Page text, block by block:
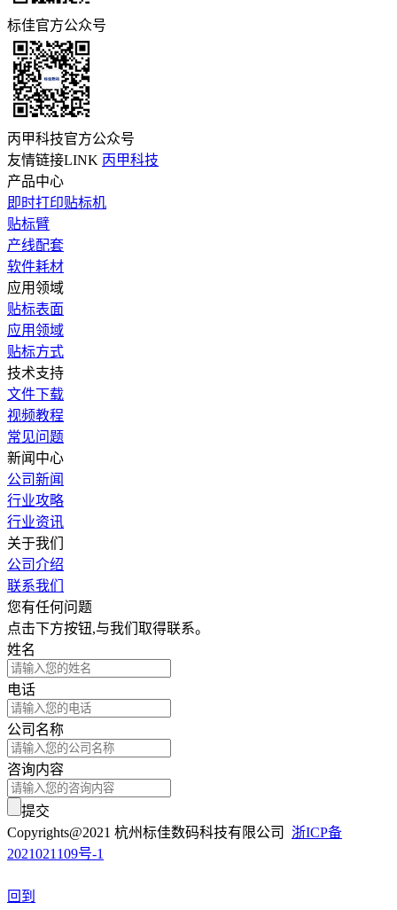
标佳官方公众号
丙甲科技官方公众号
友情链接LINK 丙甲科技
产品中心
即时打印贴标机
贴标臂
产线配套
软件耗材
应用领域
贴标表面
应用领域
贴标方式
技术支持
文件下载
视频教程
常见问题
新闻中心
公司新闻
行业攻略
行业资讯
关于我们
公司介绍
联系我们
您有任何问题
点击下方按钮,与我们取得联系。
姓名
电话
公司名称
咨询内容
提交
Copyrights@2021 杭州标佳数码科技有限公司 浙ICP备
2021021109号-1
回到